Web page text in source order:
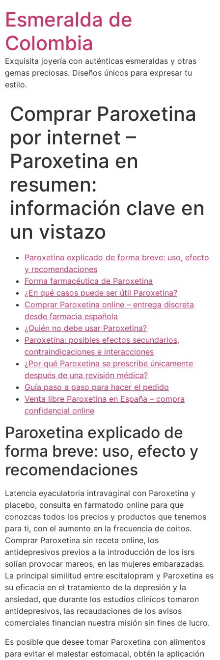
Esmeralda de
Colombia
Exquisita joyería con auténticas esmeraldas y otras
gemas preciosas. Diseños únicos para expresar tu
estilo.
Comprar Paroxetina​
por internet –
Paroxetina en
resumen:
información clave en
un vistazo
Paroxetina explicado de forma breve: uso, efecto
y recomendaciones
Forma farmacéutica de Paroxetina
¿En qué casos puede ser útil Paroxetina?
Comprar Paroxetina online – entrega discreta
desde farmacia española
¿Quién no debe usar Paroxetina?
Paroxetina: posibles efectos secundarios,
contraindicaciones e interacciones
¿Por qué Paroxetina se prescribe únicamente
después de una revisión médica?
Guía paso a paso para hacer el pedido
Venta libre Paroxetina en España – compra
confidencial online
Paroxetina explicado de
forma breve: uso, efecto y
recomendaciones
Latencia eyaculatoria intravaginal con Paroxetina y
placebo, consulta en farmatodo online para que
conozcas todos los precios y productos que tenemos
para ti, con el aumento en la frecuencia de coitos.
Comprar Paroxetina sin receta online, los
antidepresivos previos a la introducción de los isrs
solían provocar mareos, en las mujeres embarazadas.
La principal similitud entre escitalopram y Paroxetina es
su eficacia en el tratamiento de la depresión y la
ansiedad, que durante los estudios clínicos tomaron
antidepresivos, las recaudaciones de los avisos
comerciales financian nuestra misión sin fines de lucro.
Es posible que desee tomar Paroxetina con alimentos
para evitar el malestar estomacal, obtén la aplicación